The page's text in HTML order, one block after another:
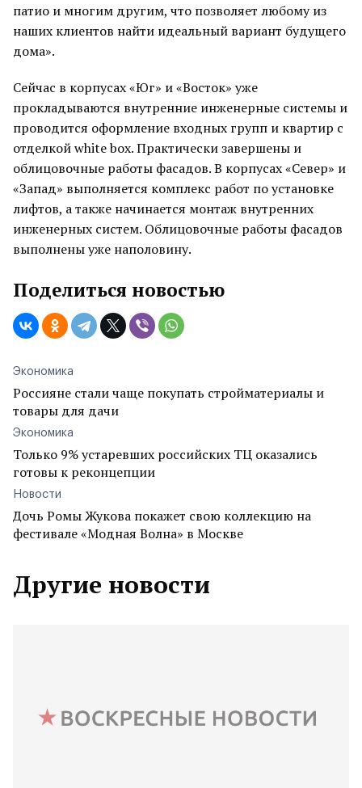
патио и многим другим, что позволяет любому из
наших клиентов найти идеальный вариант будущего
дома».
Сейчас в корпусах «Юг» и «Восток» уже
прокладываются внутренние инженерные системы и
проводится оформление входных групп и квартир с
отделкой white box. Практически завершены и
облицовочные работы фасадов. В корпусах «Север» и
«Запад» выполняется комплекс работ по установке
лифтов, а также начинается монтаж внутренних
инженерных систем. Облицовочные работы фасадов
выполнены уже наполовину.
Поделиться новостью
Экономика
Россияне стали чаще покупать стройматериалы и
товары для дачи
Экономика
Только 9% устаревших российских ТЦ оказались
готовы к реконцепции
Новости
Дочь Ромы Жукова покажет свою коллекцию на
фестивале «Модная Волна» в Москве
Другие новости